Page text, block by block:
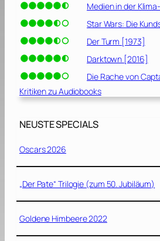
Medien in der
Star Wars: Die
Der Turm [1973]
Darktown [2016]
Die Rache von
Kritiken zu Audiobooks
NEUSTE SPECIALS
Oscars 2026
„Der Pate“ Trilogie (zum 50. Jubiläum)
Goldene Himbeere 2022